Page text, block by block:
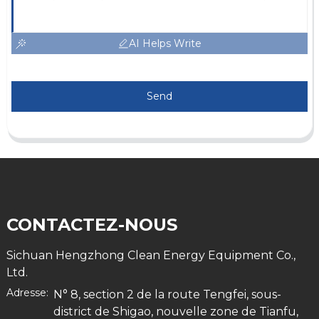
AI Helps Write
Send
CONTACTEZ-NOUS
Sichuan Hengzhong Clean Energy Equipment Co.,
Ltd.
Adresse: N° 8, section 2 de la route Tengfei, sous-
district de Shigao, nouvelle zone de Tianfu,